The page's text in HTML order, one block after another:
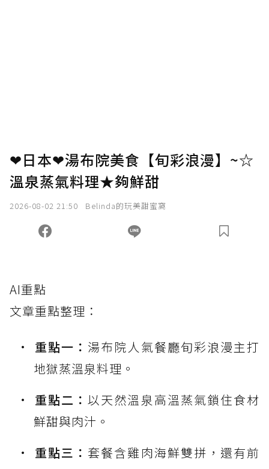
❤日本❤湯布院美食【旬彩浪漫】~☆
溫泉蒸氣料理★夠鮮甜
2026-08-02 21:50 Belinda的玩美甜蜜窩
AI重點
文章重點整理：
重點一： 湯布院人氣餐廳旬彩浪漫主打
地獄蒸溫泉料理。
重點二：以天然溫泉高溫蒸氣鎖住食材
鮮甜與肉汁。
重點三： 套餐含雞肉海鮮雙拼，還有前